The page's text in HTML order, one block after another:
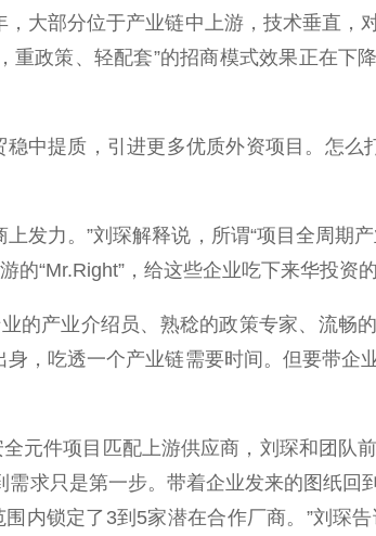
大部分位于产业链中上游，技术垂直，
政策、轻配套”的招商模式效果正在下
提质，引进更多优质外资项目。怎么
力。”刘琛解释说，所谓“项目全周期
“Mr.Right”，给这些企业吃下来华投资的
产业介绍员、熟稔的政策专家、流畅的
，吃透一个产业链需要时间。但要带企
件项目匹配上游供应商，刘琛和团队前
求只是第一步。带着企业发来的图纸回
内锁定了3到5家潜在合作厂商。”刘琛